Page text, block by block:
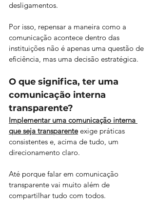
desligamentos.
Por isso, repensar a maneira como a
comunicação acontece dentro das
instituições não é apenas uma questão de
eficiência, mas uma decisão estratégica.
O que significa, ter uma
comunicação interna
transparente?
Implementar uma comunicação interna
que seja transparente exige práticas
consistentes e, acima de tudo, um
direcionamento claro.
Até porque falar em comunicação
transparente vai muito além de
compartilhar tudo com todos.